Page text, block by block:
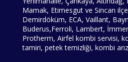
Mamak, Etimesgut ve Sincan
Demirdöküm, ECA, Vaillant,
Buderus,Ferroli, Lambert,
Protherm, Airfel kombi servisi,
tamiri, petek temizliği, kombi